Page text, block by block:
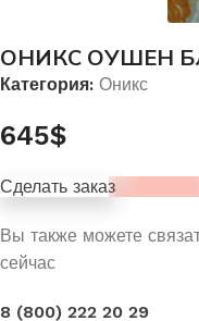
ОНИКС ОУШЕН
Категория: Оникс
645$
Сделать заказ
Вы также можете
сейчас
8 (800) 222 20 29